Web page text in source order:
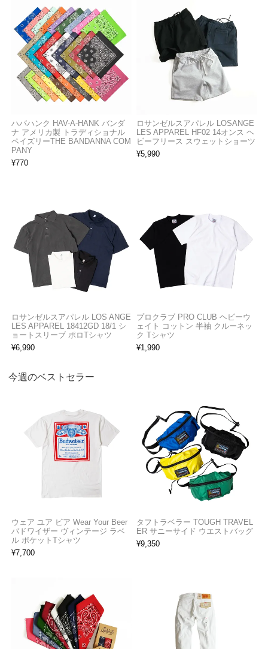
ハバハンク HAV-A-HANK バンダ
ナ アメリカ製 トラディショナル
ペイズリーTHE BANDANNA COM
PANY
¥770
ロサンゼルスアパレル LOSANGE
LES APPAREL HF02 14オンス ヘ
ビーフリース スウェットショーツ
¥5,990
ロサンゼルスアパレル LOS ANGE
LES APPAREL 18412GD 18/1 シ
ョートスリーブ ポロTシャツ
¥6,990
プロクラブ PRO CLUB ヘビーウ
ェイト コットン 半袖 クルーネッ
ク Tシャツ
¥1,990
今週のベストセラー
ウェア ユア ビア Wear Your Beer
バドワイザー ヴィンテージ ラベ
ル ポケットTシャツ
¥7,700
タフトラベラー TOUGH TRAVEL
ER サニーサイド ウエストバッグ
¥9,350